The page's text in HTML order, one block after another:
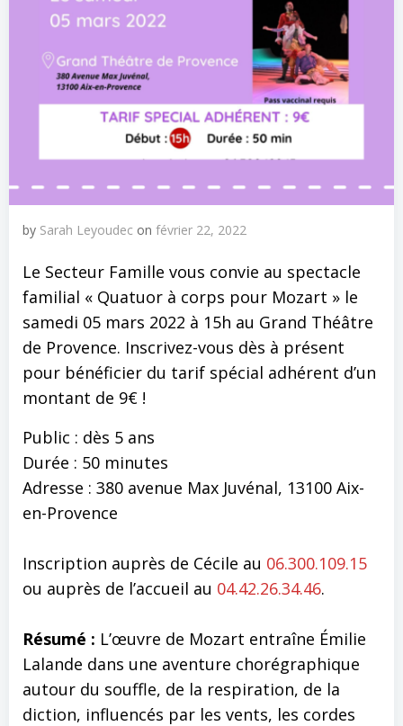
by Sarah Leyoudec on février 22, 2022
Le Secteur Famille vous convie au spectacle
familial « Quatuor à corps pour Mozart » le
samedi 05 mars 2022 à 15h au Grand Théâtre
de Provence. Inscrivez-vous dès à présent
pour bénéficier du tarif spécial adhérent d’un
montant de 9€ !
Public : dès 5 ans
Durée : 50 minutes
Adresse : 380 avenue Max Juvénal, 13100 Aix-
en-Provence
Inscription auprès de Cécile au 06.300.109.15
ou auprès de l’accueil au 04.42.26.34.46.
Résumé : L’œuvre de Mozart entraîne Émilie
Lalande dans une aventure chorégraphique
autour du souffle, de la respiration, de la
diction, influencés par les vents, les cordes